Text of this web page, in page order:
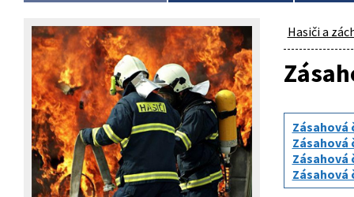
Hasiči a
Zásahová
Zásahová
Zásahová
Zásahová